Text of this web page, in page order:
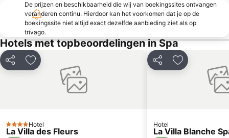
GaiaZOO
Grandhan
Liege Airport
Geusselt Stadium
Vogelsang IP
Fort de Huy
CHIO Equestrian Stadium
Burg Monschau
Holland Casino Valkenburg
Mont Mosan
Kasteel van Deulin
Sart
Reinhardstein Castle
De prijzen en beschikbaarheid die wij van boekingssites ontvangen
veranderen continu. Hierdoor kan het voorkomen dat je op de
boekingssite niet altijd exact dezelfde aanbieding ziet als op
trivago.
Hotels met topbeoordelingen in Spa
Delen Toevoegen aan favorieten
4 SterrenHotel
La Villa des Fleurs
Delen Toevoegen
Hotel
La Villa Blanche